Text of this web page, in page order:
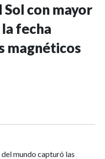
Sol con mayor
fecha
magnéticos
mundo capturó las